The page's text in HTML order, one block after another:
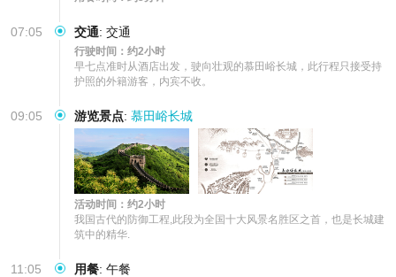
07:05 交通: 交通
行驶时间：约2小时
早七点准时从酒店出发，驶向壮观的慕田峪长城，此行程只接受持
护照的外籍游客，内宾不收。
09:05 游览景点: 慕田峪长城
活动时间：约2小时
我国古代的防御工程,此段为全国十大风景名胜区之首，也是长城建
筑中的精华.
11:05 用餐: 午餐